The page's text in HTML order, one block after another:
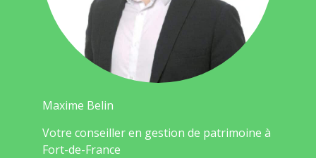
Maxime Belin
Votre conseiller en gestion de patrimoine à
Fort-de-France